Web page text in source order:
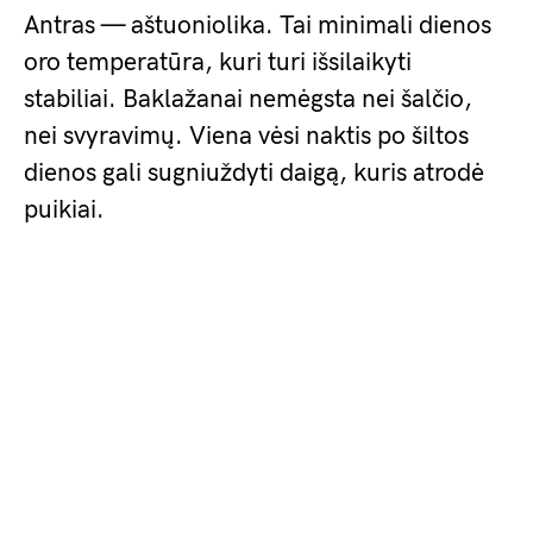
Antras — aštuoniolika. Tai minimali dienos
oro temperatūra, kuri turi išsilaikyti
stabiliai. Baklažanai nemėgsta nei šalčio,
nei svyravimų. Viena vėsi naktis po šiltos
dienos gali sugniuždyti daigą, kuris atrodė
puikiai.